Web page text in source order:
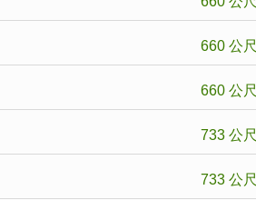
660 公尺
660 公尺
733 公尺
733 公尺